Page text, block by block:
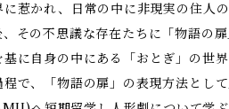
惹かれ、日常の中に非現実の住人
その不思議な存在たちに「物語の
に自身の中にある「おとぎ」の世
で、「物語の扉」の表現方法とし